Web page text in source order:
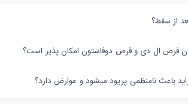
از سقط؟
قرص ال دی و قرص دوفاستون امکان پذیر است؟
باعث نامنظمی پریود میشود و عوارض دارد؟